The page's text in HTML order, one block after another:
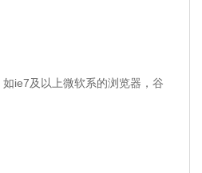
ie7及以上微软系的浏览器，谷